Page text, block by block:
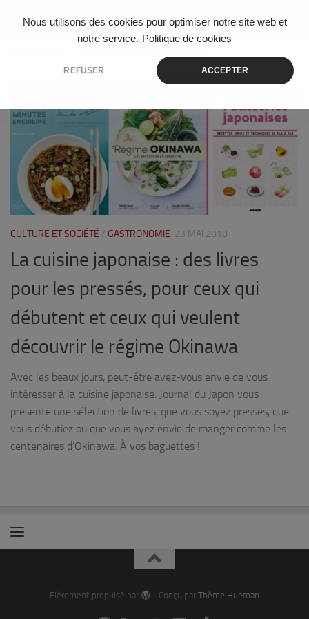
Nous utilisons des cookies pour optimiser notre site web et
notre service. Politique de cookies
REFUSER ACCEPTER
Skip to content
CULTURE ET SOCIÉTÉ / GASTRONOMIE 23 MAI 2018
La cuisine japonaise : des livres
pour les pressés, pour ceux qui
débutent et ceux qui veulent
découvrir le régime Okinawa
Avec les beaux jours, peut-être avez-vous envie de vous
intéresser à la cuisine japonaise. Journal du Japon vous
présente une sélection de livres, que vous soyez pressés, que
vous débutiez ou que vous ayez envie de manger comme les
centenaires d’Okinawa. À vos baguettes !
Fièrement propulsé par - Conçu par Thème Hueman